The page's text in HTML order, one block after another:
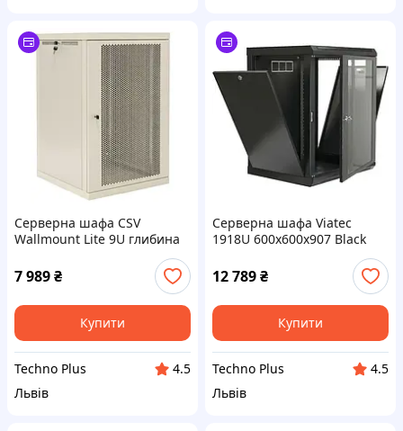
Серверна шафа CSV
Wallmount Lite 9U глибина
7 989₴
Купити
Techno Plus
4.5
Львів
Серверна шафа Viatec
1918U 600x600x907 Black
12 789₴
Купити
Techno Plus
4.5
Львів